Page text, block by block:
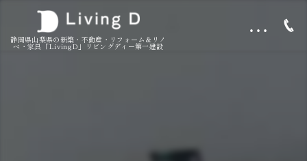
静岡県山梨県の新築・不動産・リフォーム＆リノ
ベ・家具「LivingD」リビングディー第一建設
…